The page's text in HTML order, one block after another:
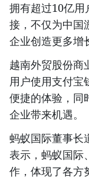
拥有超过10亿
接，不仅为中国
企业创造更多增
越南外贸股份商
用户使用支付宝
便捷的体验，同
企业带来机遇。
蚂蚁国际董事长
表示，蚂蚁国际
作，体现了各方